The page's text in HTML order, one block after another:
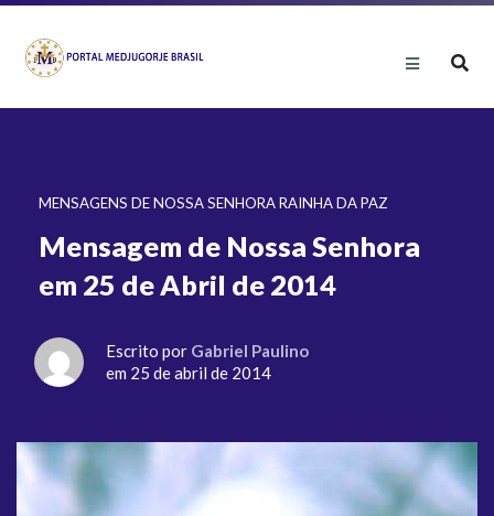
MENSAGENS DE NOSSA SENHORA RAINHA DA PAZ
Mensagem de Nossa Senhora
em 25 de Abril de 2014
Escrito por Gabriel Paulino
em 25 de abril de 2014